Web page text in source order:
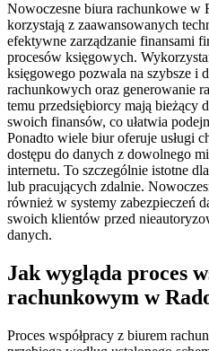
Nowoczesne biura rachunkowe w
korzystają z zaawansowanych
efektywne zarządzanie finansami
procesów księgowych.
księgowego pozwala na szybsze i
rachunkowych oraz generowanie
temu przedsiębiorcy mają bieżący
swoich finansów, co ułatwia
Ponadto wiele biur oferuje usługi
dostępu do danych z dowolnego
internetu. To szczególnie istotne
lub pracujących zdalnie.
również w systemy zabezpieczeń
swoich klientów przed
danych.
Jak wygląda proces
rachunkowym w
Proces współpracy z biurem